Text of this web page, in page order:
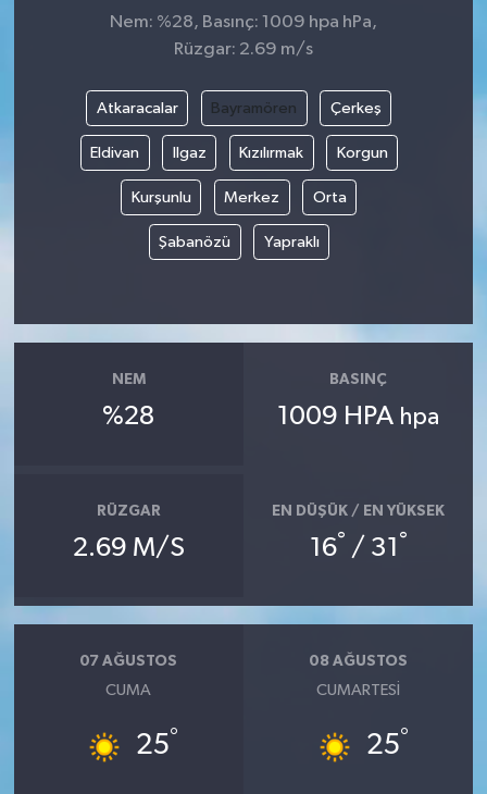
Nem: %28, Basınç: 1009 hpa hPa,
Rüzgar: 2.69 m/s
Atkaracalar Bayramören Çerkeş
Eldivan Ilgaz Kızılırmak Korgun
Kurşunlu Merkez Orta
Şabanözü Yapraklı
NEM
%28
BASINÇ
1009 HPA hpa
RÜZGAR
2.69 M/S
EN DÜŞÜK / EN YÜKSEK
16° / 31 °
07 AĞUSTOS
CUMA
25°
08 AĞUSTOS
CUMARTESI
25°
Yaşam
Yurttan